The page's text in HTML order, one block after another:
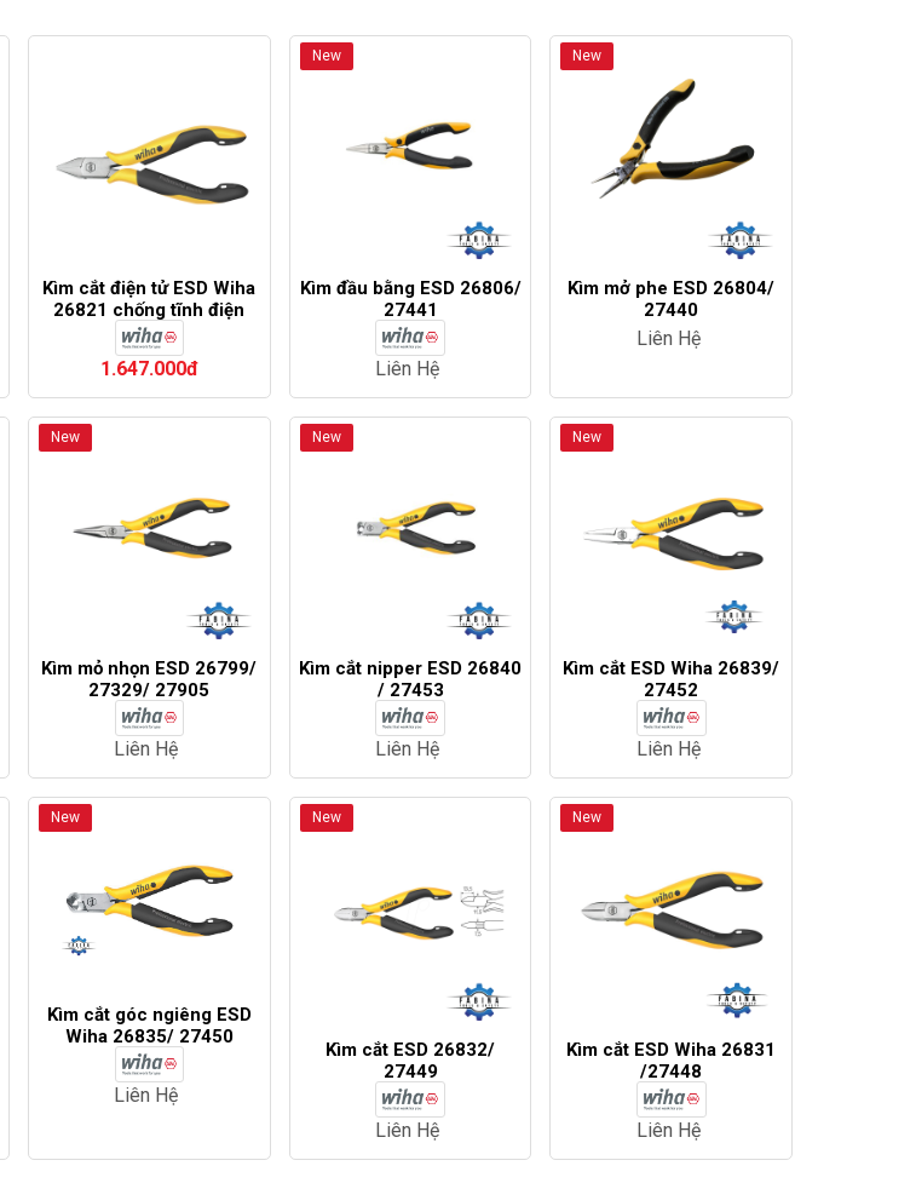
Kìm cắt điện tử ESD Wiha
26821 chống tĩnh điện
1.647.000đ
New
Kìm đầu bằng ESD 26806/
27441
Liên Hệ
New
Kìm mở phe ESD 26804/
27440
Liên Hệ
New
Kìm mỏ nhọn ESD 26799/
27329/ 27905
Liên Hệ
New
Kìm cắt nipper ESD 26840
/ 27453
Liên Hệ
New
Kìm cắt ESD Wiha 26839/
27452
Liên Hệ
New
Kìm cắt góc ngiêng ESD
Wiha 26835/ 27450
Liên Hệ
New
Kìm cắt ESD 26832/
27449
Liên Hệ
New
Kìm cắt ESD Wiha 26831
/27448
Liên Hệ